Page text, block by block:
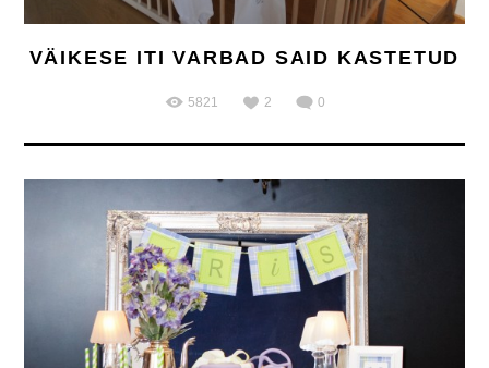
VÄIKESE ITI VARBAD SAID KASTETUD
5821 2 0